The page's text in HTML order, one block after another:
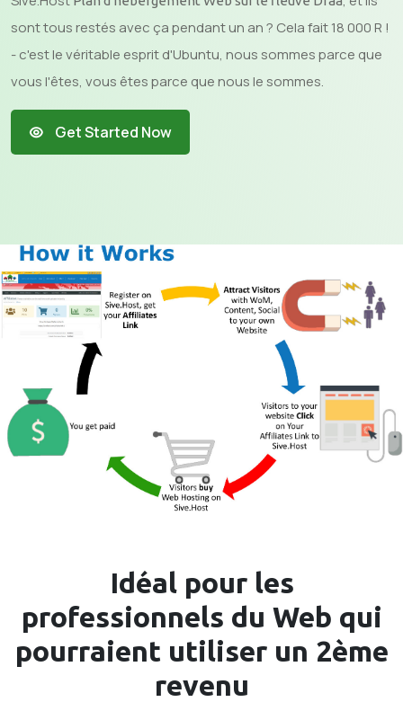
sont tous restés avec ça pendant un an ? Cela fait 18 000 R !
- c'est le véritable esprit d'Ubuntu, nous sommes parce que
vous l'êtes, vous êtes parce que nous le sommes.
Get Started Now
Idéal pour les
professionnels du Web qui
pourraient utiliser un 2ème
revenu